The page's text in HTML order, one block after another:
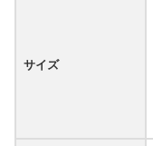
サイズ